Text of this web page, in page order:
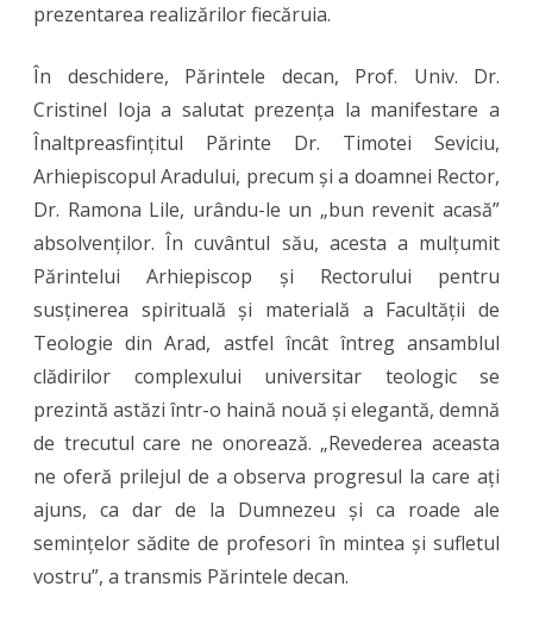
prezentarea realizărilor fiecăruia.
În deschidere, Părintele decan, Prof. Univ. Dr.
Cristinel Ioja a salutat prezența la manifestare a
Înaltpreasfințitul Părinte Dr. Timotei Seviciu,
Arhiepiscopul Aradului, precum și a doamnei Rector,
Dr. Ramona Lile, urându-le un „bun revenit acasă”
absolvenților. În cuvântul său, acesta a mulțumit
Părintelui Arhiepiscop și Rectorului pentru
susținerea spirituală și materială a Facultății de
Teologie din Arad, astfel încât întreg ansamblul
clădirilor complexului universitar teologic se
prezintă astăzi într-o haină nouă și elegantă, demnă
de trecutul care ne onorează. „Revederea aceasta
ne oferă prilejul de a observa progresul la care ați
ajuns, ca dar de la Dumnezeu și ca roade ale
semințelor sădite de profesori în mintea și sufletul
vostru”, a transmis Părintele decan.